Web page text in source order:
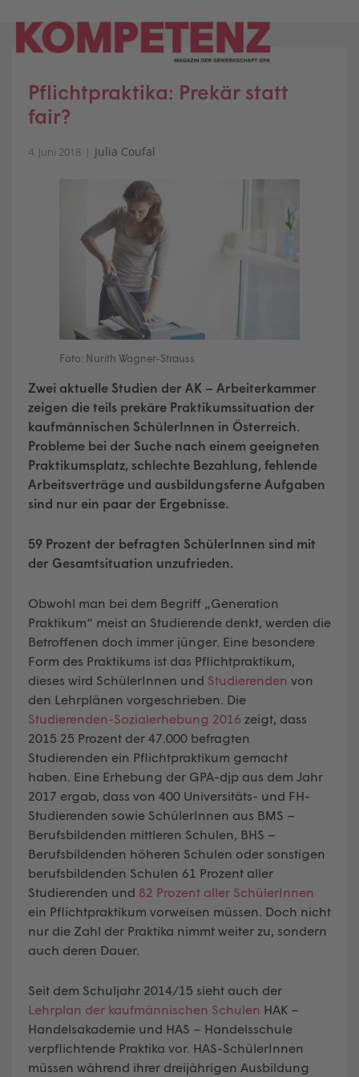
content
Pflichtpraktika: Prekär statt
fair?
4. Juni 2018 Julia Coufal
Foto: Nurith Wagner-Strauss
Zwei aktuelle Studien der AK – Arbeiterkammer
zeigen die teils prekäre Praktikumssituation der
kaufmännischen SchülerInnen in Österreich.
Probleme bei der Suche nach einem geeigneten
Praktikumsplatz, schlechte Bezahlung, fehlende
Arbeitsverträge und ausbildungsferne Aufgaben
sind nur ein paar der Ergebnisse.
59 Prozent der befragten SchülerInnen sind mit
der Gesamtsituation unzufrieden.
Obwohl man bei dem Begriff „Generation
Praktikum“ meist an Studierende denkt, werden die
Betroffenen doch immer jünger. Eine besondere
Form des Praktikums ist das Pflichtpraktikum,
dieses wird SchülerInnen und Studierenden von
den Lehrplänen vorgeschrieben. Die
Studierenden-Sozialerhebung 2016 zeigt, dass
2015 25 Prozent der 47.000 befragten
Studierenden ein Pflichtpraktikum gemacht
haben. Eine Erhebung der GPA-djp aus dem Jahr
2017 ergab, dass von 400 Universitäts- und FH-
Studierenden sowie SchülerInnen aus BMS –
Berufsbildenden mittleren Schulen, BHS –
Berufsbildenden höheren Schulen oder sonstigen
berufsbildenden Schulen 61 Prozent aller
Studierenden und 82 Prozent aller SchülerInnen
ein Pflichtpraktikum vorweisen müssen. Doch nicht
nur die Zahl der Praktika nimmt weiter zu, sondern
auch deren Dauer.
Seit dem Schuljahr 2014/15 sieht auch der
Lehrplan der kaufmännischen Schulen HAK –
Handelsakademie und HAS – Handelsschule
verpflichtende Praktika vor. HAS-SchülerInnen
müssen während ihrer dreijährigen Ausbildung